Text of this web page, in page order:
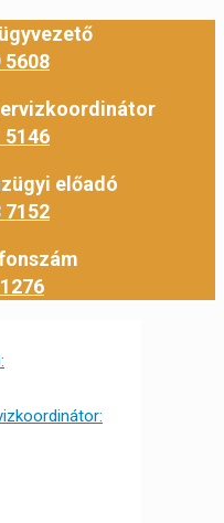
5608
5146
előadó
7152